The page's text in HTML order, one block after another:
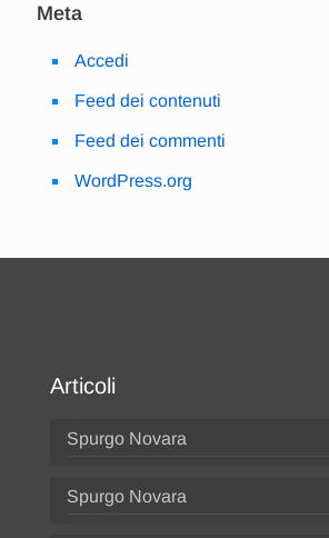
Meta
Accedi
Feed dei contenuti
Feed dei commenti
WordPress.org
Articoli
Spurgo Novara
Spurgo Novara